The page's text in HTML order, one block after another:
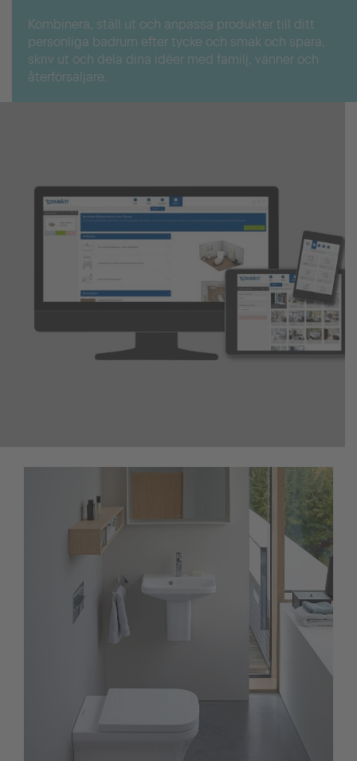
Kombinera, ställ ut och anpassa produkter till ditt
personliga badrum efter tycke och smak och spara,
skriv ut och dela dina idéer med familj, vänner och
återförsäljare.